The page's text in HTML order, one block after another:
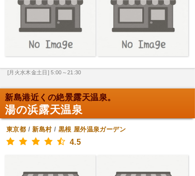
[月火水木金土日] 5:00～21:30
新島港近くの絶景露天温泉。
湯の浜露天温泉
東京都 /新島村/ 黒根 屋外温泉ガーデン
4.5